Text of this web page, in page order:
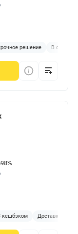
решение В
кешбэком Доставка на